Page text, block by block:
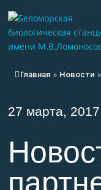
Главная » Новости »
27 марта, 2017